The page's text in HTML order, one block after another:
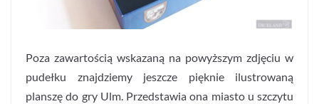
Poza zawartością wskazaną na powyższym zdjęciu w
pudełku znajdziemy jeszcze pięknie ilustrowaną
planszę do gry Ulm. Przedstawia ona miasto u szczytu